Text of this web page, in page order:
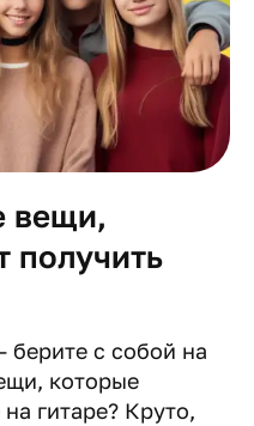
вещи,
получить
берите с собой на
которые
гитаре? Круто,